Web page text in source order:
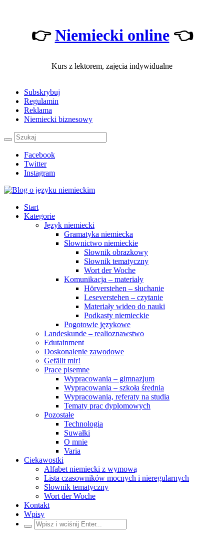
👉Niemiecki online👈
Kurs z lektorem, zajęcia indywidualne
Subskrybuj
Regulamin
Reklama
Niemiecki biznesowy
Facebook
Twitter
Instagram
Start
Kategorie
Język niemiecki
Gramatyka niemiecka
Słownictwo niemieckie
Słownik obrazkowy
Słownik tematyczny
Wort der Woche
Komunikacja – materiały
Hörverstehen – słuchanie
Leseverstehen – czytanie
Materiały wideo do nauki
Podkasty niemieckie
Pogotowie językowe
Landeskunde – realioznawstwo
Edutainment
Doskonalenie zawodowe
Gefällt mir!
Prace pisemne
Wypracowania – gimnazjum
Wypracowania – szkoła średnia
Wypracowania, referaty na studia
Tematy prac dyplomowych
Pozostałe
Technologia
Suwałki
O mnie
Varia
Ciekawostki
Alfabet niemiecki z wymową
Lista czasowników mocnych i nieregularnych
Słownik tematyczny
Wort der Woche
Kontakt
Wpisy